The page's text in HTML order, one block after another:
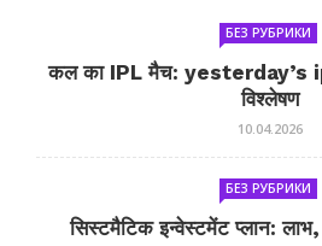
БЕЗ РУБРИКИ
कल का IPL मैच: yesterday’s
विश्लेषण
10.04.2026
БЕЗ РУБРИКИ
सिस्टमैटिक इन्वेस्टमेंट प्लान: